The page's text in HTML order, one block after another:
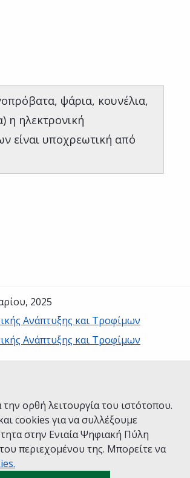
ορθή λειτουργία του ιστότοπου.
cookies για να συλλέξουμε
στην Ενιαία Ψηφιακή Πύλη
περιεχομένου της. Μπορείτε να
ψάρια, κουνέλια,
η ηλεκτρονική
είναι υποχρεωτική από
2025
Ανάπτυξης και Τροφίμων
Ανάπτυξης και Τροφίμων
ΑπορρήτουΔήλωση προσβασιμότητας